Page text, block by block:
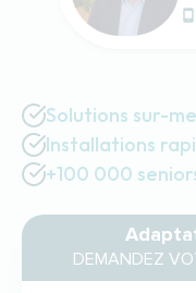
Solutions sur-
Installations
+100 000
DEMANDEZ